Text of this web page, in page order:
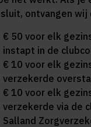
ontvangen wij
€ 50 voor elk
instapt in de
€ 10 voor elk
verzekerde
€ 10 voor elk
verzekerde via de
Salland